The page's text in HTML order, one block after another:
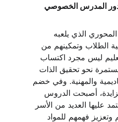
المدرس الخصوصي
الذي يلعبه
الطلاب وتمكينهم من
ليس مجرد اكتساب
نحو تحقيق الذات
والمهنية. وفي خضم
أصبحت الدروس
عليها العديد من الأسر
وتعزيز فهمهم للمواد